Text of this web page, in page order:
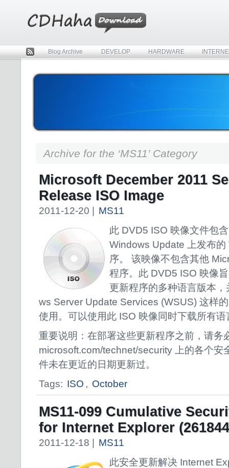
Rss
Blog Archive DEVELOP HARDWARE
Archive for the ‘MS11’ Category
Microsoft December 2011
Release ISO Image
2011-12-20 |
MS11
此 DVD5 ISO 映像文件包
Windows Update 上发布
序。 该映像不包含其他
程序。此 DVD5 ISO 映像
更新程序的多种语言版本
ws Server Update Services (WSUS) 这样
使用。可以使用此 ISO 映像同时下载所有
重要说明：在部署这些更新程序之前，请务
microsoft.com/technet/security 上的各个安
件未在更近的日期更新过。
Tags: ISO , October
MS11-099 Cumulative
for Internet Explorer
2011-12-18 |
MS11
此安全更新解决 Internet